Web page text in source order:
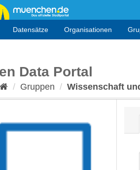
Datensätze Organisationen
Data Portal
Gruppen Wissenschaft